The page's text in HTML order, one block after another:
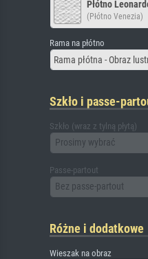
Płótno
(Płótno Venezia)
Rama na płótno
Rama płótna - Obraz
Szkło i passe-
Szkło (wraz z tylną płytą)
Prosimy wybrać
Passe-partout
Bez passe-partout
Różne i dodatkowe
Wieszak na obraz